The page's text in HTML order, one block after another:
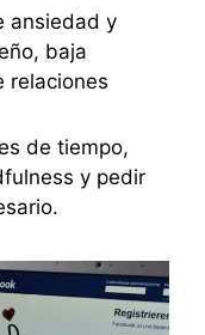
ansiedad y
baja
relaciones
de tiempo,
y pedir